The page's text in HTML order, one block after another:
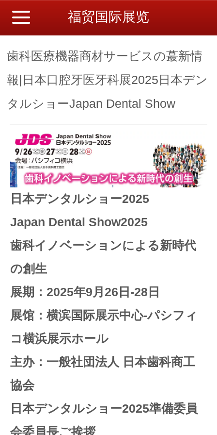
福贸国际展览
歯科医療機器商材サービスの蕞新情
報|日本口腔牙医牙科展2025日本デン
タルショーJapan Dental Show
日本デンタルショー2025
Japan Dental Show2025
歯科イノベーションによる新時代
の創生
展期：2025年9月26日-28日
展馆：横滨国际展示中心-パシフィ
コ横浜展示ホール
主办：一般社団法人 日本歯科商工
協会
日本デンタルショー2025準備委員
会委員長ご挨拶